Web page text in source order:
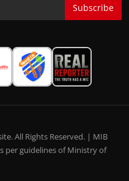
Subscribe
All Rights Reserved. | MIB
per guidelines of Ministry of